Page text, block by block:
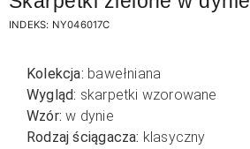
INDEKS: NY046017C
Kolekcja: bawełniana
Wygląd: skarpetki wzorowane
Wzór: w dynie
Rodzaj ściągacza: klasyczny